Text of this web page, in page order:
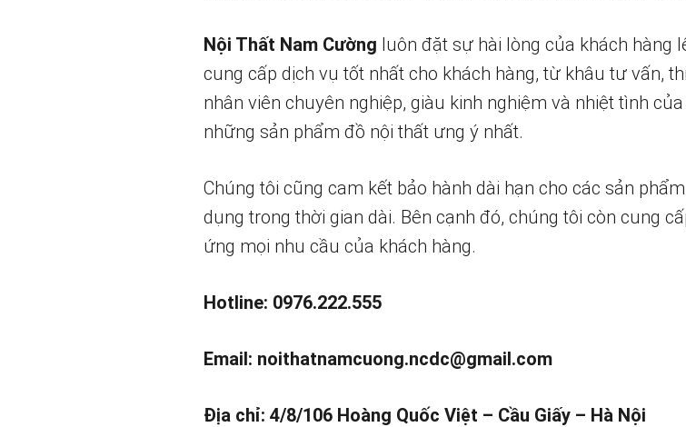
Nội Thất Nam Cường luôn đặt sự hài lòng của khách hàng
cung cấp dịch vụ tốt nhất cho khách hàng, từ khâu tư vấn,
nhân viên chuyên nghiệp, giàu kinh nghiệm và nhiệt tình
những sản phẩm đồ nội thất ưng ý nhất.
Chúng tôi cũng cam kết bảo hành dài hạn cho các sản
dụng trong thời gian dài. Bên cạnh đó, chúng tôi còn cung
ứng mọi nhu cầu của khách hàng.
Hotline: 0976.222.555
Email: noithatnamcuong.ncdc@gmail.com
Địa chỉ: 4/8/106 Hoàng Quốc Việt – Cầu Giấy – Hà Nội